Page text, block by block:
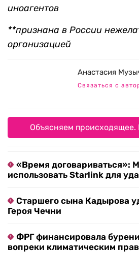
иноагентов
**признана в России
организацией
Анастасия
Связаться с
Объясняем происходящее.
«Время договариваться»:
использовать Starlink для
Старшего сына Кадырова
Героя Чечни
ФРГ финансировала
вопреки климатическим